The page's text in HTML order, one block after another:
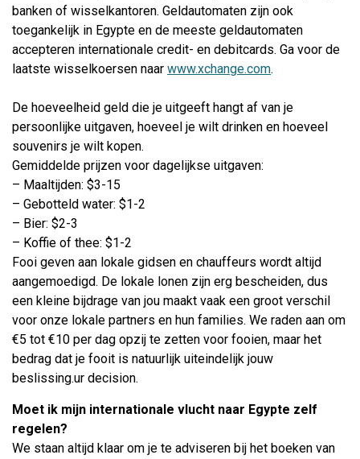
banken of wisselkantoren. Geldautomaten zijn ook
toegankelijk in Egypte en de meeste geldautomaten
accepteren internationale credit- en debitcards. Ga voor de
laatste wisselkoersen naar www.xchange.com.
De hoeveelheid geld die je uitgeeft hangt af van je
persoonlijke uitgaven, hoeveel je wilt drinken en hoeveel
souvenirs je wilt kopen.
Gemiddelde prijzen voor dagelijkse uitgaven:
– Maaltijden: $3-15
– Gebotteld water: $1-2
– Bier: $2-3
– Koffie of thee: $1-2
Fooi geven aan lokale gidsen en chauffeurs wordt altijd
aangemoedigd. De lokale lonen zijn erg bescheiden, dus
een kleine bijdrage van jou maakt vaak een groot verschil
voor onze lokale partners en hun families. We raden aan om
€5 tot €10 per dag opzij te zetten voor fooien, maar het
bedrag dat je fooit is natuurlijk uiteindelijk jouw
beslissing.ur decision.
Moet ik mijn internationale vlucht naar Egypte zelf
regelen?
We staan altijd klaar om je te adviseren bij het boeken van